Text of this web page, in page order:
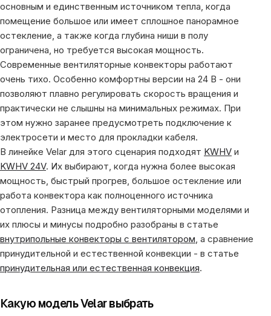
основным и единственным источником тепла, когда
помещение большое или имеет сплошное панорамное
остекление, а также когда глубина ниши в полу
ограничена, но требуется высокая мощность.
Современные вентиляторные конвекторы работают
очень тихо. Особенно комфортны версии на 24 В - они
позволяют плавно регулировать скорость вращения и
практически не слышны на минимальных режимах. При
этом нужно заранее предусмотреть подключение к
электросети и место для прокладки кабеля.
В линейке Velar для этого сценария подходят KWHV и
KWHV 24V. Их выбирают, когда нужна более высокая
мощность, быстрый прогрев, большое остекление или
работа конвектора как полноценного источника
отопления. Разница между вентиляторными моделями и
их плюсы и минусы подробно разобраны в статье
внутрипольные конвекторы с вентилятором, а сравнение
принудительной и естественной конвекции - в статье
принудительная или естественная конвекция.
Какую модель Velar выбрать